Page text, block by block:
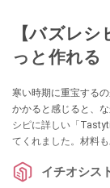
【バズレ
っと作れる
寒い時期に重宝する
かかると感じると、
シピに詳しい「
てくれました。材料
イチオシス